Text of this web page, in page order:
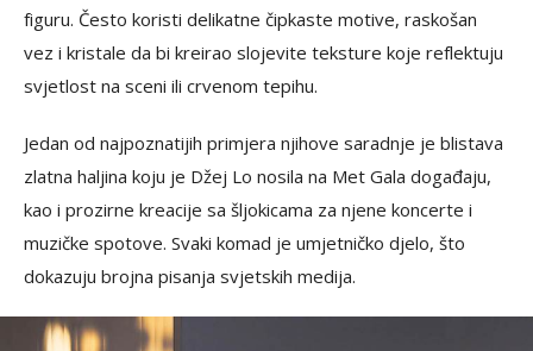
figuru. Često koristi delikatne čipkaste motive, raskošan
vez i kristale da bi kreirao slojevite teksture koje reflektuju
svjetlost na sceni ili crvenom tepihu.
Jedan od najpoznatijih primjera njihove saradnje je blistava
zlatna haljina koju je Džej Lo nosila na Met Gala događaju,
kao i prozirne kreacije sa šljokicama za njene koncerte i
muzičke spotove. Svaki komad je umjetničko djelo, što
dokazuju brojna pisanja svjetskih medija.